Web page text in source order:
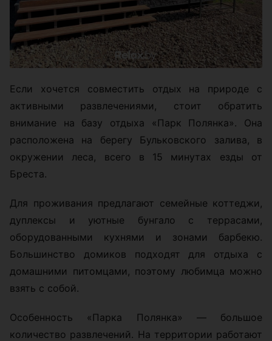
Если хочется совместить отдых на природе с
активными развлечениями, стоит обратить
внимание на базу отдыха «Парк Полянка». Она
расположена на берегу Бульковского залива, в
окружении леса, всего в 15 минутах езды от
Бреста.
Для проживания предлагают семейные коттеджи,
дуплексы и уютные бунгало с террасами,
оборудованными кухнями и зонами барбекю.
Большинство домиков подходят для отдыха с
домашними питомцами, поэтому любимца можно
взять с собой.
Особенность «Парка Полянка» — большое
количество развлечений. На территории работают